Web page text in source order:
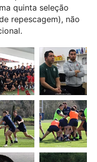
quinta seleção
repescagem), não